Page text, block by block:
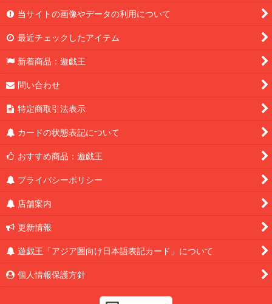
当サイトの画像やデータの利用について
最近チェックしたアイテム
新着商品：遊戯王
問い合わせ
特定商取引法表示
カードの状態表記について
おすすめ商品：遊戯王
プライバシーポリシー
店舗案内
更新情報
遊戯王「アジア圏向け日本語表記カード」について
個人情報保護方針